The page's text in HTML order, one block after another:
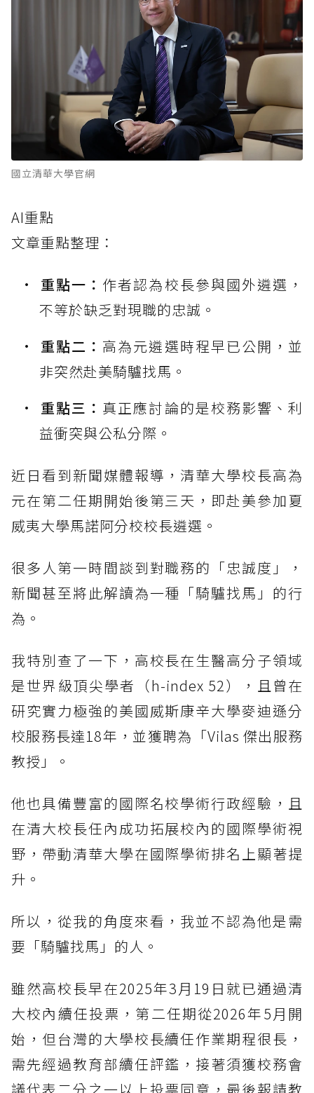
國立清華大學官網
AI重點
文章重點整理：
重點一： 作者認為校長參與國外遴選，
不等於缺乏對現職的忠誠。
重點二： 高為元遴選時程早已公開，並
非突然赴美騎驢找馬。
重點三： 真正應討論的是校務影響、利
益衝突與公私分際。
近日看到新聞媒體報導，清華大學校長高為
元在第二任期開始後第三天，即赴美參加夏
威夷大學馬諾阿分校校長遴選。
很多人第一時間談到對職務的「忠誠度」，
新聞甚至將此解讀為一種「騎驢找馬」的行
為。
我特別查了一下，高校長在生醫高分子領域
是世界級頂尖學者（h-index 52），且曾在
研究實力極強的美國威斯康辛大學麥迪遜分
校服務長達18年，並獲聘為「Vilas 傑出服務
教授」。
他也具備豐富的國際名校學術行政經驗，且
在清大校長任內成功拓展校內的國際學術視
野，帶動清華大學在國際學術排名上顯著提
升。
所以，從我的角度來看，我並不認為他是需
要「騎驢找馬」的人。
雖然高校長早在2025年3月19日就已通過清
大校內續任投票，第二任期從2026年5月開
始，但台灣的大學校長續任作業期程很長，
需先經過教育部續任評鑑，接著須獲校務會